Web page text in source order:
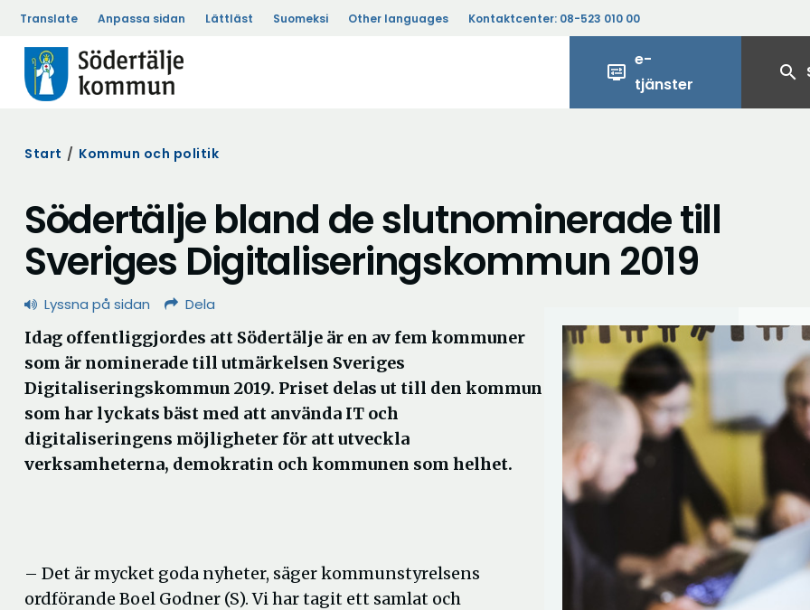
Translate Anpassa sidan Lättläst Suomeksi Other languages Kontaktcenter: 08-523 010 00
display_settings
e-
tjänster
search
Start / Kommun och politik
Södertälje bland de slutnominerade till
Sveriges Digitaliseringskommun 2019
Lyssna på sidan Dela
Idag offentliggjordes att Södertälje är en av fem kommuner
som är nominerade till utmärkelsen Sveriges
Digitaliseringskommun 2019. Priset delas ut till den kommun
som har lyckats bäst med att använda IT och
digitaliseringens möjligheter för att utveckla
verksamheterna, demokratin och kommunen som helhet.
– Det är mycket goda nyheter, säger kommunstyrelsens
ordförande Boel Godner (S). Vi har tagit ett samlat och